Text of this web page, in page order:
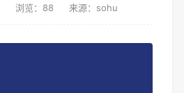
浏览：88 来源：sohu